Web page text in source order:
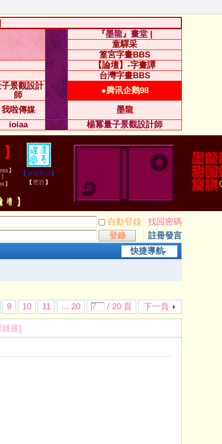
『墨龍』畫堂 |
童驛采
篁宮字畫BBS
【論壇】-字畫譚
台灣字畫BBS
景觀設計
師
●腾讯企鹅98
我啦傳媒
墨龍
ioiaa
楊冪量子景觀設計師
自動登錄
找回密碼
登錄
註冊發言
快捷導航
9 10 11 ... 20 / 20 頁 下一頁
接]